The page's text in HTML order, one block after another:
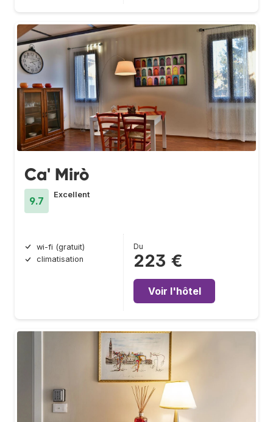
Ca' Mirò
9.7
Excellent
wi-fi (gratuit)
climatisation
Du
223 €
Voir l'hôtel